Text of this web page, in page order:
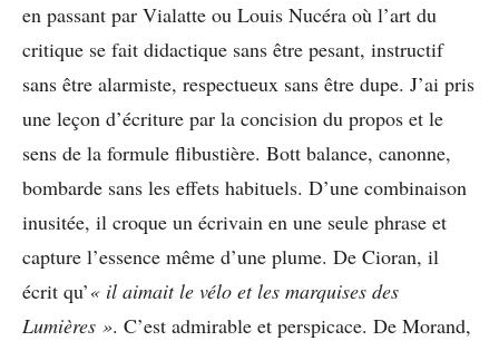
en passant par Vialatte ou Louis Nucéra où l’art du
critique se fait didactique sans être pesant, instructif
sans être alarmiste, respectueux sans être dupe. J’ai pris
une leçon d’écriture par la concision du propos et le
sens de la formule flibustière. Bott balance, canonne,
bombarde sans les effets habituels. D’une combinaison
inusitée, il croque un écrivain en une seule phrase et
capture l’essence même d’une plume. De Cioran, il
écrit qu’« il aimait le vélo et les marquises des
Lumières ». C’est admirable et perspicace. De Morand,